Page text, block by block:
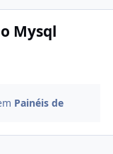
Mysql
Painéis de